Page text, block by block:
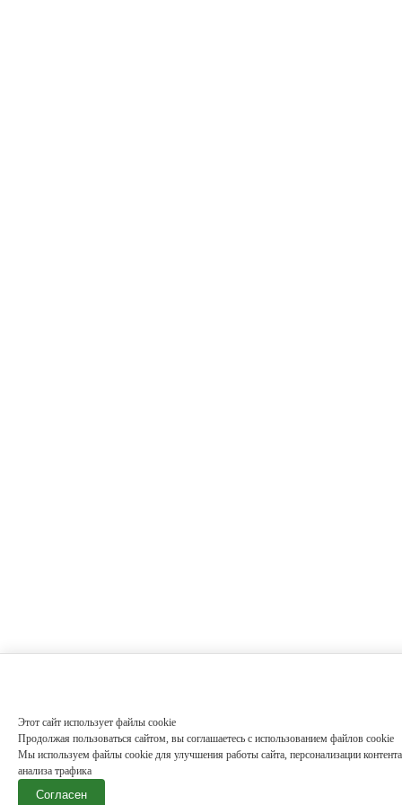
Этот сайт использует файлы cookie
Продолжая пользоваться сайтом, вы соглашаетесь с использованием файлов cookie
Мы используем файлы cookie для улучшения работы сайта, персонализации
анализа трафика
Согласен